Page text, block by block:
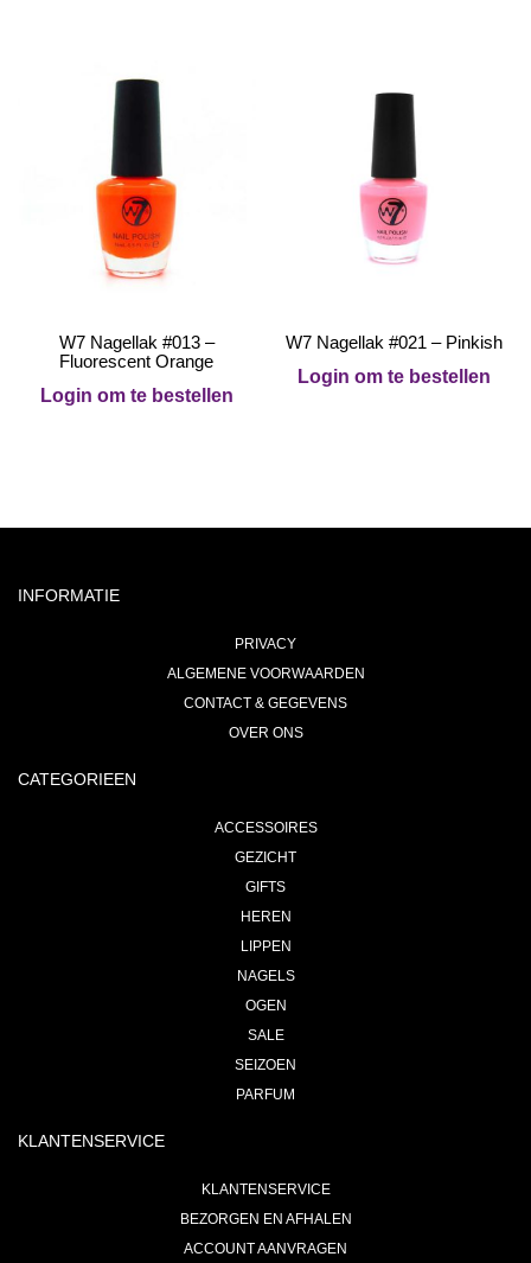
W7 Nagellak #013 –
Fluorescent Orange
Login om te bestellen
W7 Nagellak #021 – Pinkish
Login om te bestellen
INFORMATIE
PRIVACY
ALGEMENE VOORWAARDEN
CONTACT & GEGEVENS
OVER ONS
CATEGORIEEN
ACCESSOIRES
GEZICHT
GIFTS
HEREN
LIPPEN
NAGELS
OGEN
SALE
SEIZOEN
PARFUM
KLANTENSERVICE
KLANTENSERVICE
BEZORGEN EN AFHALEN
ACCOUNT AANVRAGEN